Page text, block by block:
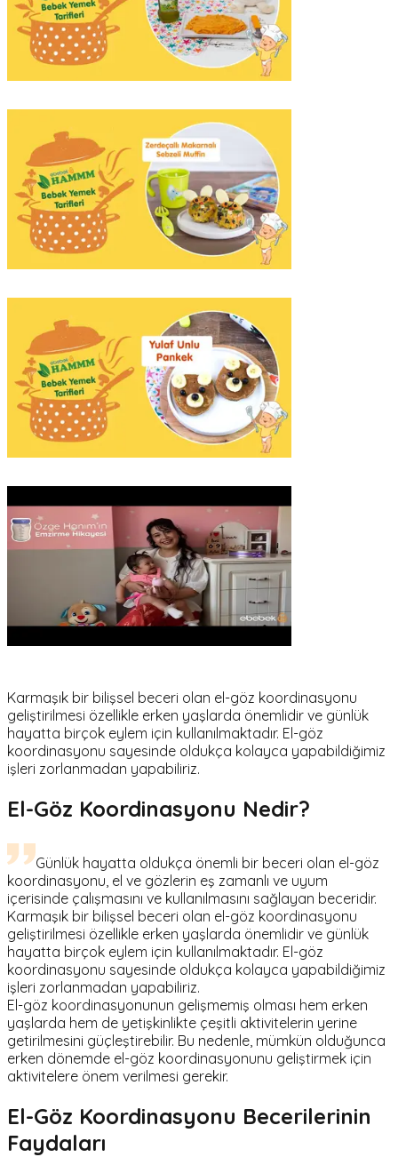
Karmaşık bir bilişsel beceri olan el-göz koordinasyonu
geliştirilmesi özellikle erken yaşlarda önemlidir ve günlük
hayatta birçok eylem için kullanılmaktadır. El-göz
koordinasyonu sayesinde oldukça kolayca yapabildiğimiz
işleri zorlanmadan yapabiliriz.
El-Göz Koordinasyonu Nedir?
Günlük hayatta oldukça önemli bir beceri olan el-göz
koordinasyonu, el ve gözlerin eş zamanlı ve uyum
içerisinde çalışmasını ve kullanılmasını sağlayan beceridir.
Karmaşık bir bilişsel beceri olan el-göz koordinasyonu
geliştirilmesi özellikle erken yaşlarda önemlidir ve günlük
hayatta birçok eylem için kullanılmaktadır. El-göz
koordinasyonu sayesinde oldukça kolayca yapabildiğimiz
işleri zorlanmadan yapabiliriz.
El-göz koordinasyonunun gelişmemiş olması hem erken
yaşlarda hem de yetişkinlikte çeşitli aktivitelerin yerine
getirilmesini güçleştirebilir. Bu nedenle, mümkün olduğunca
erken dönemde el-göz koordinasyonunu geliştirmek için
aktivitelere önem verilmesi gerekir.
El-Göz Koordinasyonu Becerilerinin
Faydaları